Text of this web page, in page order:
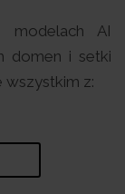
modelach AI
domen i setki
wszystkim z: